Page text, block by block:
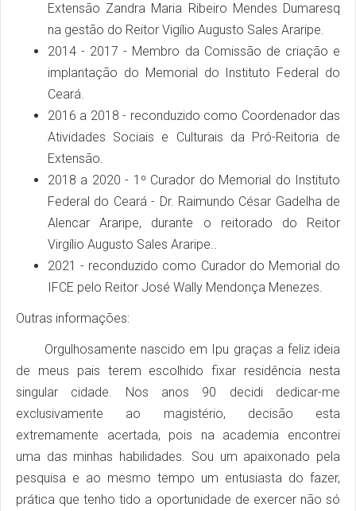
Extensão Zandra Maria Ribeiro Mendes Dumaresq
na gestão do Reitor Vigílio Augusto Sales Araripe.
2014 - 2017 - Membro da Comissão de criação e
implantação do Memorial do Instituto Federal do
Ceará.
2016 a 2018 - reconduzido como Coordenador das
Atividades Sociais e Culturais da Pró-Reitoria de
Extensão.
2018 a 2020 - 1º Curador do Memorial do Instituto
Federal do Ceará - Dr. Raimundo César Gadelha de
Alencar Araripe, durante o reitorado do Reitor
Virgílio Augusto Sales Araripe..
2021 - reconduzido como Curador do Memorial do
IFCE pelo Reitor José Wally Mendonça Menezes.
Outras informações:
Orgulhosamente nascido em Ipu graças a feliz ideia
de meus pais terem escolhido fixar residência nesta
singular cidade. Nos anos 90 decidi dedicar-me
exclusivamente ao magistério, decisão esta
extremamente acertada, pois na academia encontrei
uma das minhas habilidades. Sou um apaixonado pela
pesquisa e ao mesmo tempo um entusiasta do fazer,
prática que tenho tido a oportunidade de exercer não só